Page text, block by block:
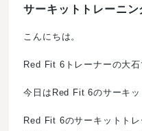
サーキットトレーニン
こんにちは。
Red Fit 6トレーナーの大石
今日はRed Fit 6のサーキッ
Red Fit 6のサーキットト